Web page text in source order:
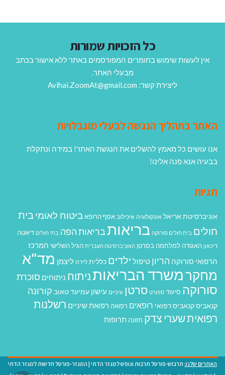
כל הזכויות שמורות
אין לעשות שימוש בחומרים המפורסמים באתר ללא אישור בכתב
מבעלי האתר.
ליצירת קשר: Avihai.ZoomAt@gmail.com
האתר בתהליך הנגשה לבעלי מוגבלויות
אנו עושים כל מאמץ להשלים את הנגשת האתר! במידה ונתקלת
בבעיה אנא פנה אלינו!
תגיות
אוניברסיטת אריאל אונקולוגיה איכילוב אסף הרופא ביטוח לאומיבית
חולים בית חולים סורוקה בריאות בריאות הפה בתי חולים דיאטה
דיכאון האגודה למלחמה בסרטן האוניברסיטה העברית הגיל השלישי המרכז
הרפואי סורוקה הריון טיפול ילדים כללית לידה ליצמן מד"א
מחקרמשרד הבריאות ניתוח ניתוחים סוכרת
סורוקה סיעוד ספורט סרטן עיניים עישון עמיעד טאוב קורונה
קנאביסקנאביס רפואי רופאים רפואה רפואת שיניים רשלנות
רפואיתשערי צדק תזונה תרופות
האתרים שלנו: תרבוש-פורטל תרבות ונופש למגזר הדתי | המגזר-פורטל חדשות למגזר הדתי